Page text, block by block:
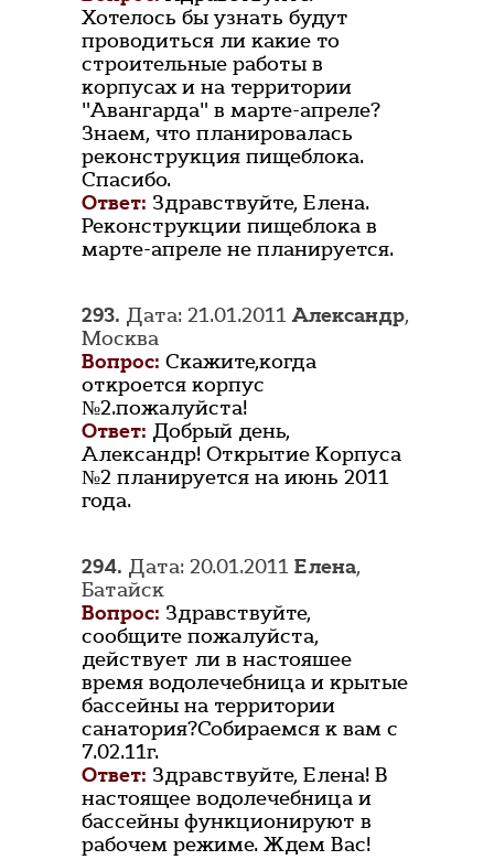
Хотелось бы узнать будут
проводиться ли какие то
строительные работы в
корпусах и на территории
"Авангарда" в марте-апреле?
Знаем, что планировалась
реконструкция пищеблока.
Спасибо.
Ответ: Здравствуйте, Елена.
Реконструкции пищеблока в
марте-апреле не планируется.
293. Дата: 21.01.2011Александр,
Москва
Вопрос: Скажите,когда
откроется корпус
№2.пожалуйста!
Ответ: Добрый день,
Александр! Открытие Корпуса
№2 планируется на июнь 2011
года.
294. Дата: 20.01.2011 Елена,
Батайск
Вопрос: Здравствуйте,
сообщите пожалуйста,
действует ли в настояшее
время водолечебница и крытые
бассейны на территории
санатория?Собираемся к вам с
7.02.11г.
Ответ: Здравствуйте, Елена! В
настоящее водолечебница и
бассейны функционируют в
рабочем режиме. Ждем Вас!